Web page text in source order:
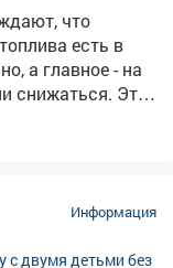
что
есть в
а главное - на
Это
на контроле -
розничными
Информация